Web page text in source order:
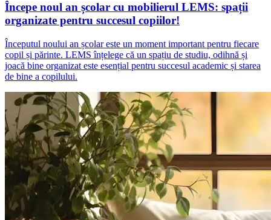
Începe noul an școlar cu mobilierul LEMS: spații
organizate pentru succesul copiilor!
Începutul noului an școlar este un moment important pentru fiecare
copil și părinte. LEMS înțelege că un spațiu de studiu, odihnă și
joacă bine organizat este esențial pentru succesul academic și starea
de bine a copilului.